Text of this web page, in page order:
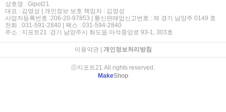
상호명 : Gipot21
대표 : 김영성 | 개인정보 보호 책임자 : 김영성
사업자등록번호 :206-20-97853 | 통신판매업신고번호 : 제 경기 남양주 0149 호
전화 : 031-591-2840 | 팩스 : 031-594-2840
주소 : 지포트21 :경기 남양주시 화도읍 마석중앙로 93-1, 303호
이용약관| 개인정보처리방침
ⓒ지포트21 All rights reserved.
MakeShop